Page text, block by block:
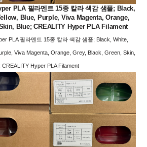
PLA 필라멘트 15종 칼라 색감 샘플; Black,
Blue, Purple, Viva Magenta, Orange,
Blue; CREALITY Hyper PLA Filament
PLA 필라멘트 15종 칼라 색감 샘플; Black, White,
Viva Magenta, Orange, Grey, Black, Green, Skin,
CREALITY Hyper PLA Filament